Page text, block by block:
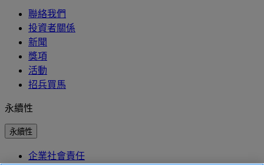
聯絡我們
投資者關係
新聞
獎項
活動
招兵買馬
永續性
永續性
企業社會責任